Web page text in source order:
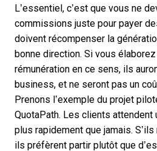
L’essentiel, c’est que vous ne
commissions juste pour payer
doivent récompenser la
bonne direction. Si vous
rémunération en ce sens, ils
business, et ne seront pas un
Prenons l’exemple du projet
QuotaPath. Les clients attendent
plus rapidement que jamais.
ils préfèrent partir plutôt que